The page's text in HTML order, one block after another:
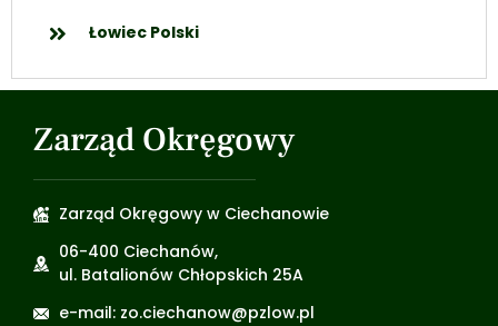
Łowiec Polski
Zarząd Okręgowy
Zarząd Okręgowy w Ciechanowie
06-400 Ciechanów,
ul. Batalionów Chłopskich 25A
e-mail: zo.ciechanow@pzlow.pl